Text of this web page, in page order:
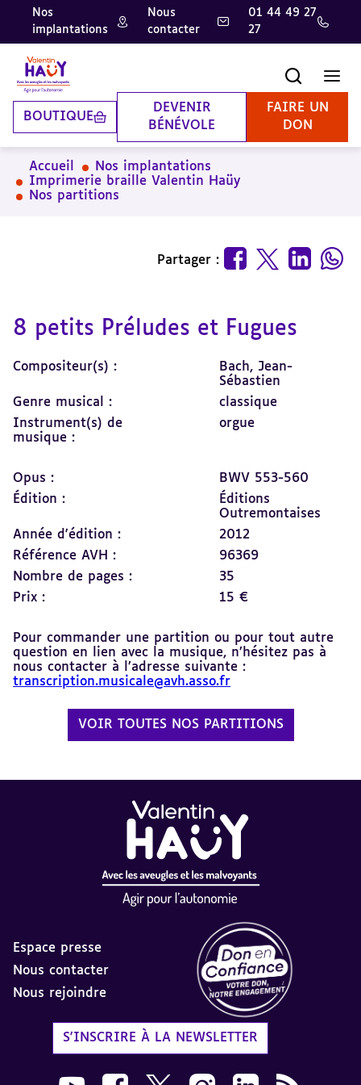
Aller
contenu
principal
Aller
pied
de
page
Aller
la
recherche
Nos
implantations
Nous
contacter
01 44 49 27
27
BOUTIQUE
DEVENIR
BÉNÉVOLE
FAIRE UN
DON
Accueil
Nos implantations
Imprimerie braille Valentin Haüy
Nos partitions
Partager :
8 petits Préludes et Fugues
Compositeur(s) :
Bach, Jean-
Sébastien
Genre musical :
classique
Instrument(s) de
musique :
orgue
Opus :
BWV 553-560
Édition :
Éditions
Outremontaises
Année d'édition :
2012
Référence AVH :
96369
Nombre de pages :
35
Prix :
15 €
Pour commander une partition ou pour tout autre
question en lien avec la musique, n’hésitez pas à
nous contacter à l’adresse suivante :
transcription.musicale@avh.asso.fr
VOIR TOUTES NOS PARTITIONS
Espace presse
Nous contacter
Nous rejoindre
S'INSCRIRE À LA NEWSLETTER
Nous suivre sur Youtube AVH dans une
Nous suivre sur Facebook AVH dans
Nous suivre sur X AVH dans une
Nous suivre sur Instagram
Nous suivre sur
Flux RSS